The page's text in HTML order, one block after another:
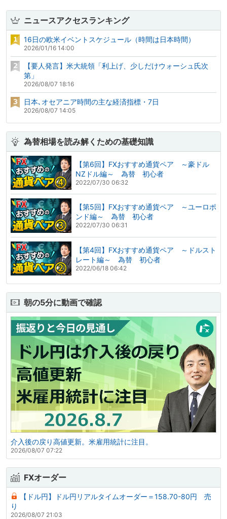
ニュースアクセスランキング
16日の欧米イベントスケジュール（時間は日本時間）
2026/01/16 14:00
【要人発言】米大統領「利上げ、少しだけウォーシュ氏次
第」
2026/08/07 18:16
日本､オセアニア時間の主な経済指標・7日
2026/08/07 14:05
為替相場を読み解くための基礎知識
【第6回】FXおすすめ通貨ペア ～豪ドル
NZドル編～ 為替 初心者
2022/07/30 06:32
【第5回】FXおすすめ通貨ペア ～ユーロポ
ンド編～ 為替 初心者
2022/07/30 06:31
【第4回】FXおすすめ通貨ペア ～ドルスト
レート編～ 為替 初心者
2022/06/18 06:42
朝の5分に動画で確認
介入後の戻り高値更新。米雇用統計に注目。
2026/08/07 07:22
FXオーダー
【ドル円】ドル円リアルタイムオーダー＝158.70-80円 売
り
2026/08/07 21:03